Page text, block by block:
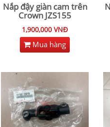
Nắp đậy giàn cam trên
Crown JZS155
1,900,000 VNĐ
Mua hàng